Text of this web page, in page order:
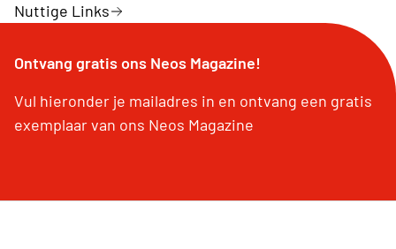
Nuttige Links
Ontvang gratis ons Neos Magazine!
Vul hieronder je mailadres in en ontvang een gratis
exemplaar van ons Neos Magazine